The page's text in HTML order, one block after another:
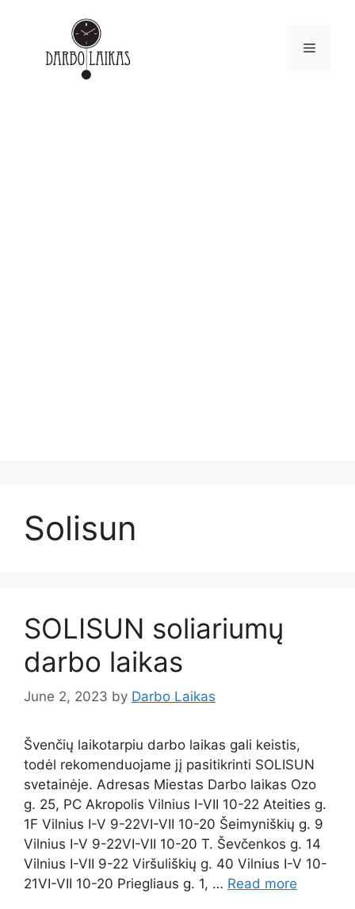
Solisun
SOLISUN soliariumų
darbo laikas
June 2, 2023 by Darbo Laikas
Švenčių laikotarpiu darbo laikas gali keistis,
todėl rekomenduojame jį pasitikrinti SOLISUN
svetainėje. Adresas Miestas Darbo laikas Ozo
g. 25, PC Akropolis Vilnius I-VII 10-22 Ateities g.
1F Vilnius I-V 9-22VI-VII 10-20 Šeimyniškių g. 9
Vilnius I-V 9-22VI-VII 10-20 T. Ševčenkos g. 14
Vilnius I-VII 9-22 Viršuliškių g. 40 Vilnius I-V 10-
21VI-VII 10-20 Priegliaus g. 1, … Read more